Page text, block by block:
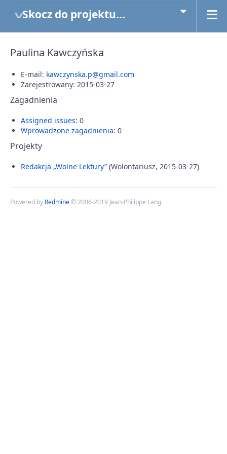
Skocz do projektu...
Paulina Kawczyńska
E-mail: kawczynska.p@gmail.com
Zarejestrowany: 2015-03-27
Zagadnienia
Assigned issues: 0
Wprowadzone zagadnienia: 0
Projekty
Redakcja „Wolne Lektury” (Wolontariusz, 2015-03-27)
Powered by Redmine© 2006-2019 Jean-Philippe Lang